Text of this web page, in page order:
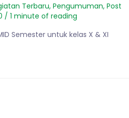
Terbaru,Pengumuman,Post
/1 minute of reading
Semester untuk kelas X & XI